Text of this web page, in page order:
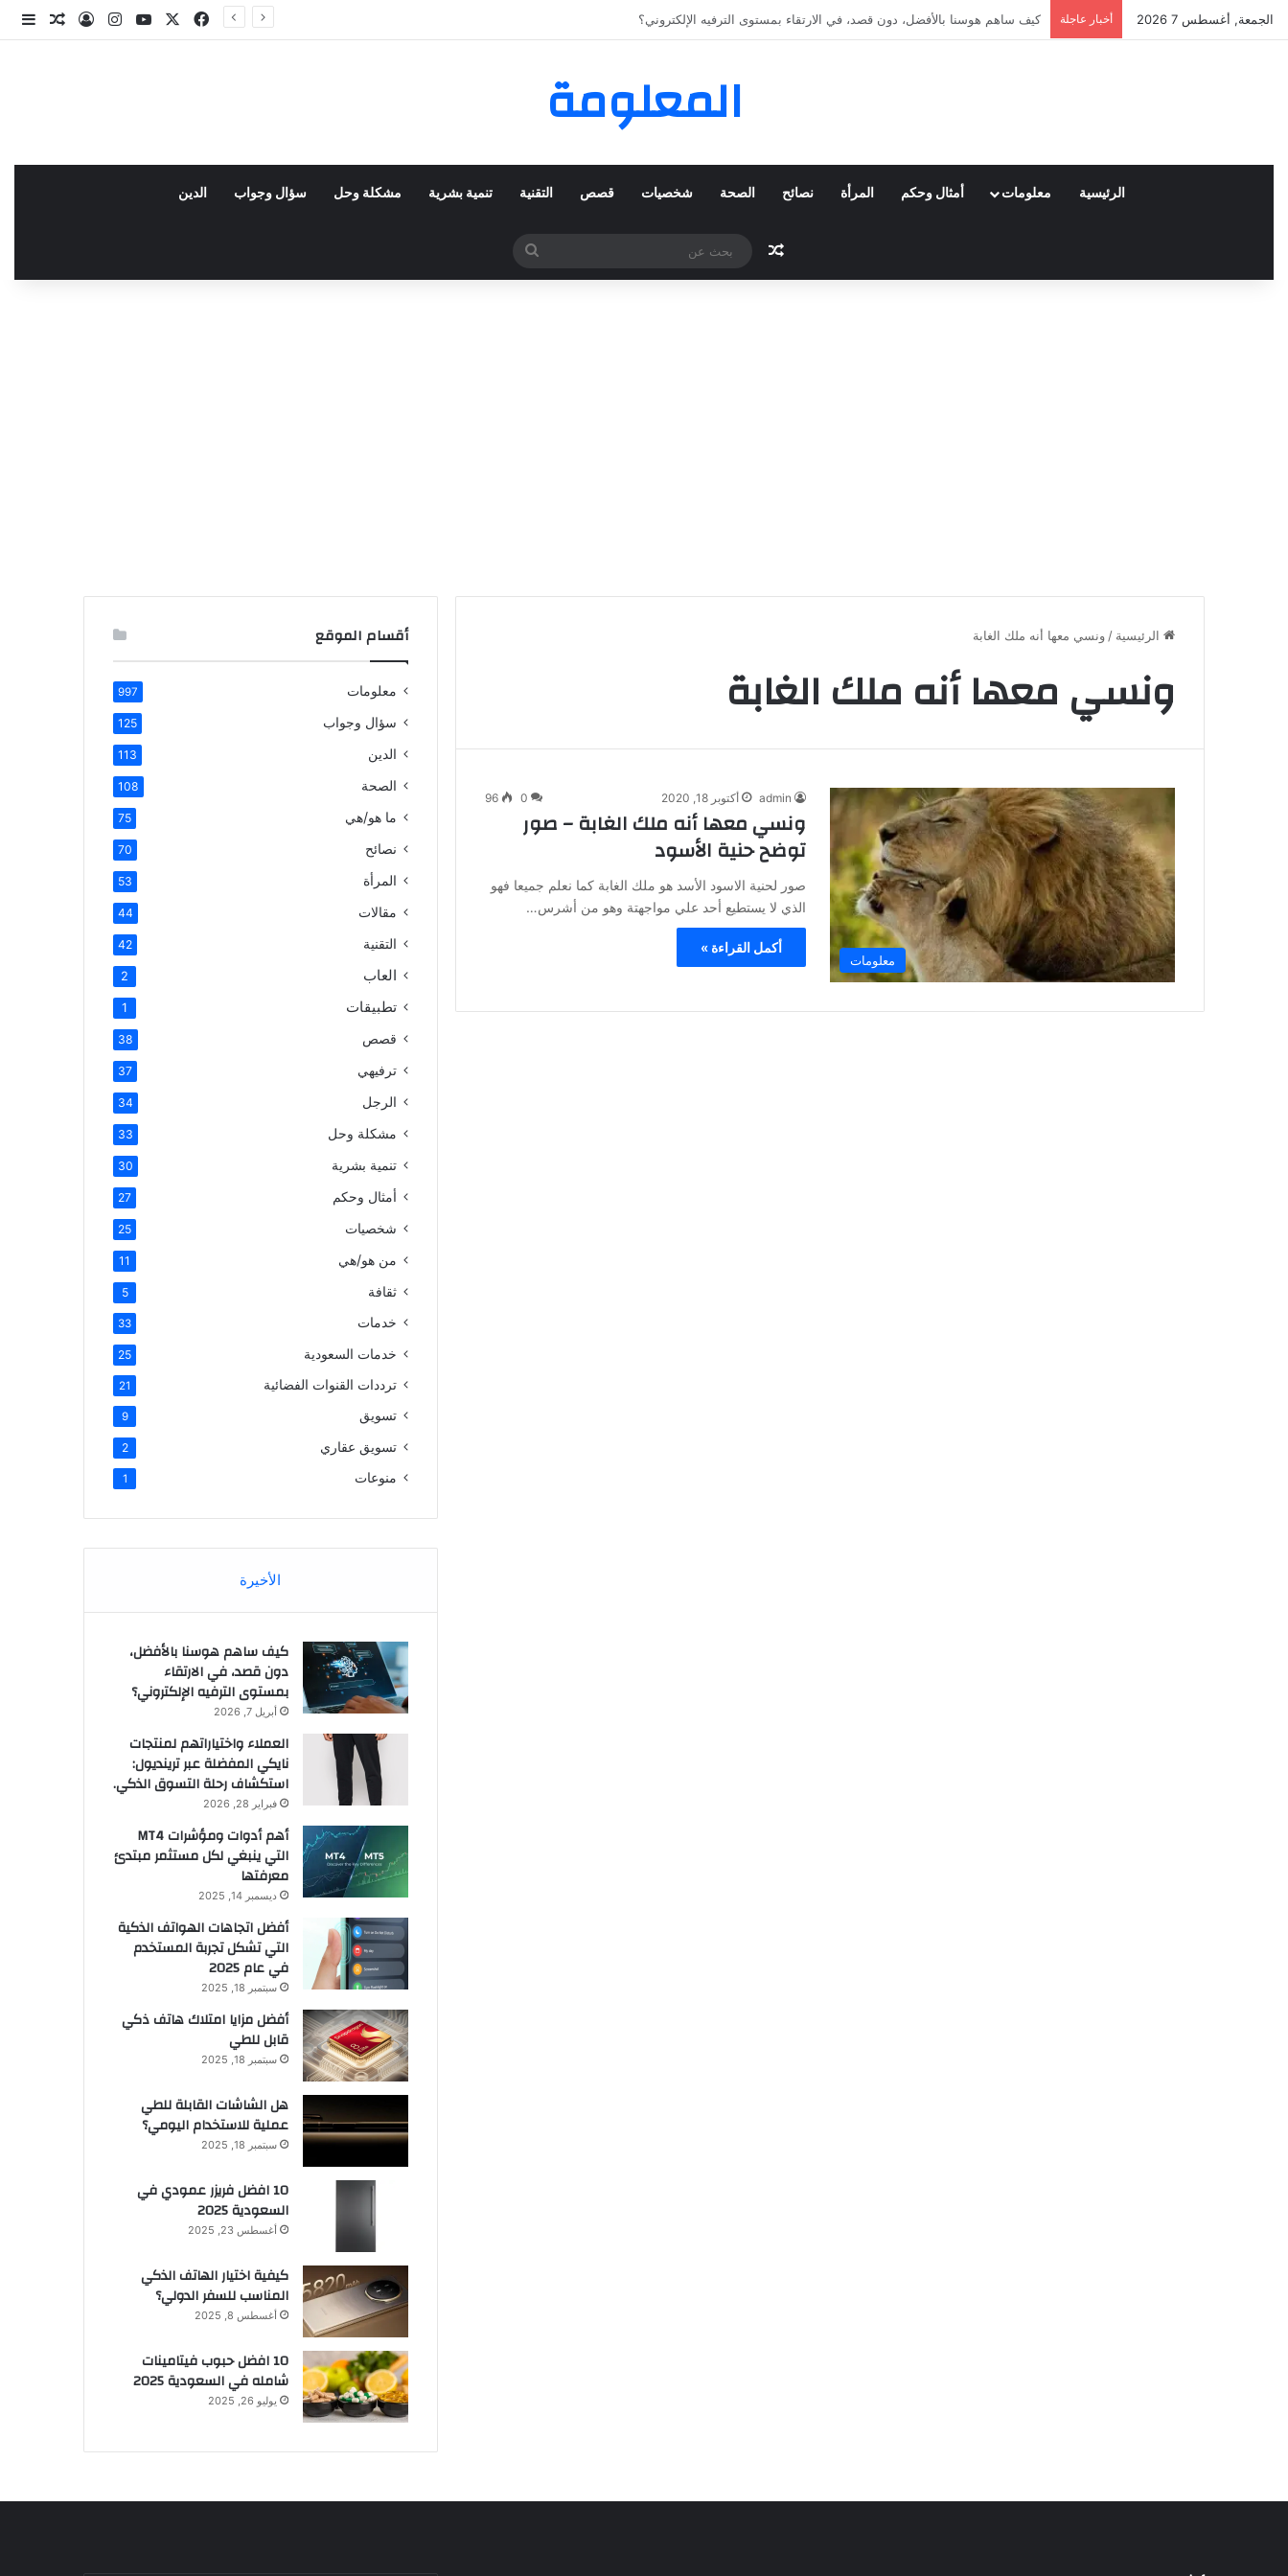
الجمعة, أغسطس 7 2026 أخبار عاجلة العملاء واختياراتهم لمنتجات نايكي المفضلة عبر ترينديول: استكشاف رحلة التسوق الذكي. فيسبوك يوتيوبانستقرام
تسجيلمقال
المعلومة
الرئيسية معلومات أمثال وحكم المرأة نصائح الصحة شخصيات قصص التقنية تنمية بشرية مشكلة وحل سؤال وجواب الدين
مقال عشوائي
بحث
عن
الرئيسية / ونسي معها أنه ملك الغابة
ونسي معها أنه ملك الغابة
معلومات
admin أكتوبر 18, 2020 0
96
ونسي معها أنه ملك الغابة – صور
توضح حنية الأسود
صور لحنية الاسود الأسد هو ملك الغابة كما نعلم جميعا فهو
الذي لا يستطيع أحد علي مواجهتة وهو من أشرس…
أكمل القراءة »
أقسام الموقع
معلومات 997
سؤال وجواب 125
الدين 113
الصحة 108
ما هو/هي 75
نصائح 70
المرأة 53
مقالات 44
التقنية 42
العاب 2
تطبيقات 1
قصص 38
ترفيهي 37
الرجل 34
مشكلة وحل 33
تنمية بشرية 30
أمثال وحكم 27
شخصيات 25
من هو/هي 11
ثقافة 5
خدمات 33
خدمات السعودية 25
ترددات القنوات الفضائية 21
تسويق 9
تسويق عقاري 2
منوعات 1
الأخيرة
كيف ساهم هوسنا بالأفضل،
دون قصد، في الارتقاء
بمستوى الترفيه الإلكتروني؟
أبريل 7, 2026
العملاء واختياراتهم لمنتجات
نايكي المفضلة عبر ترينديول:
استكشاف رحلة التسوق الذكي.
فبراير 28, 2026
أهم أدوات ومؤشرات MT4
التي ينبغي لكل مستثمر مبتدئ
معرفتها
ديسمبر 14, 2025
أفضل اتجاهات الهواتف الذكية
التي تشكل تجربة المستخدم
في عام 2025
سبتمبر 18, 2025
أفضل مزايا امتلاك هاتف ذكي
قابل للطي
سبتمبر 18, 2025
هل الشاشات القابلة للطي
عملية للاستخدام اليومي؟
سبتمبر 18, 2025
10 افضل فريزر عمودي​ في
السعودية​ 2025
أغسطس 23, 2025
كيفية اختيار الهاتف الذكي
المناسب للسفر الدولي؟
أغسطس 8, 2025
10 افضل حبوب فيتامينات
شامله​ في السعودية 2025
يوليو 26, 2025